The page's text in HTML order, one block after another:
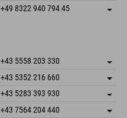
Prenotazione
Salva indirizzo
+49 8322 940 794 45
+43 5558 203 330
Salva indirizzo
Prenotazione
+43 5352 216 660
Salva indirizzo
Prenotazione
+43 5283 393 930
Salva indirizzo
+43 7564 204 440